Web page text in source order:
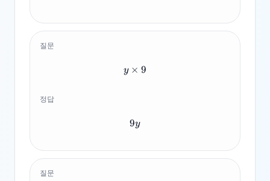
질문
y \times 9
y × 9
정답
9y
9y
질문